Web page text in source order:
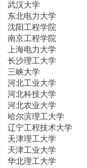
武汉大学
东北电力大学
沈阳工程学院
南京工程学院
上海电力大学
长沙理工大学
三峡大学
河北工业大学
河北科技大学
河北农业大学
哈尔滨理工大学
辽宁工程技术大学
天津理工大学
天津工业大学
华北理工大学